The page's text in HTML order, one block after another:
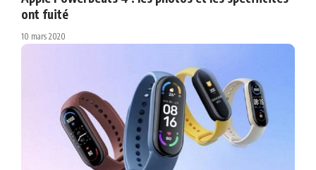
ont fuité
10 mars 2020